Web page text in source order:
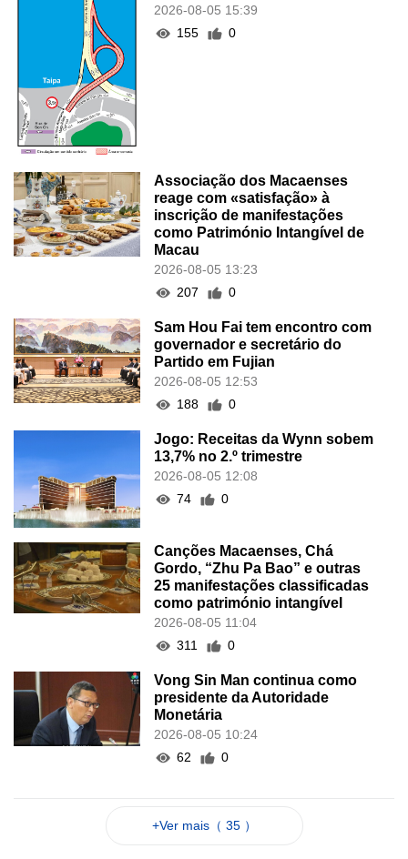
2026-08-05 15:39
155
0
Associação dos Macaenses
reage com «satisfação» à
inscrição de manifestações
como Património Intangível de
Macau
2026-08-05 13:23
207
0
Sam Hou Fai tem encontro com
governador e secretário do
Partido em Fujian
2026-08-05 12:53
188
0
Jogo: Receitas da Wynn sobem
13,7% no 2.º trimestre
2026-08-05 12:08
74
0
Canções Macaenses, Chá
Gordo, “Zhu Pa Bao” e outras
25 manifestações classificadas
como património intangível
2026-08-05 11:04
311
0
Vong Sin Man continua como
presidente da Autoridade
Monetária
2026-08-05 10:24
62
0
+Ver mais（ 35 ）